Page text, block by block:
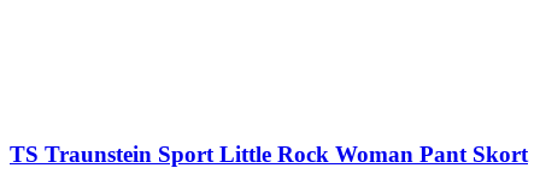
TS Traunstein Sport Little Rock Woman Pant Skort